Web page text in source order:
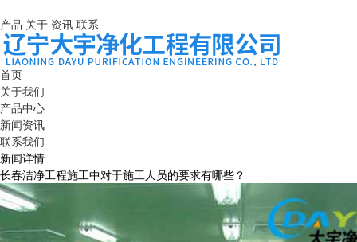
产品 关于 资讯 联系
首页
关于我们
产品中心
新闻资讯
联系我们
新闻详情
长春洁净工程施工中对于施工人员的要求有哪些？